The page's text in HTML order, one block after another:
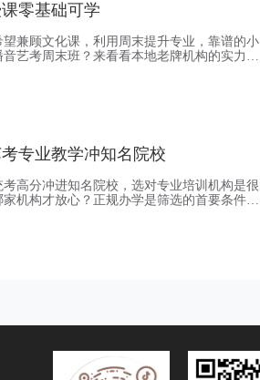
零基础可学
兼顾文化课，利用周末提升专业，靠谱的小
艺考周末班？来看看本地老牌机构的实力，
山两个校区。很多零基础的播音艺考生担心
专业教学冲知名院校
高分冲进知名院校，选对专业培训机构是很
机构才放心？正规办学是筛选的首要条件，
的品牌机构，目前开设有播音主持等三大艺